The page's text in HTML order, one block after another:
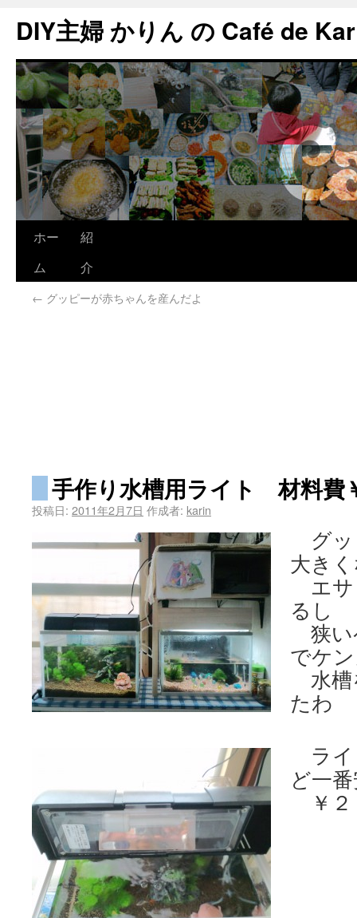
DIY主婦 かりん の Café de
ホー
ム
紹
介
← グッピーが赤ちゃんを産んだよ
手作り水槽用ライト 材料費
投稿日: 2011年2月7日 作成者: karin
グッ
大き
エサ
るし
狭い
でケ
水槽
たわ
ライ
ど一
￥２